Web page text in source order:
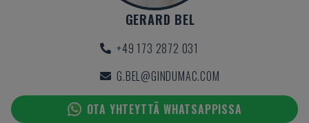
GERARD BEL
+49 173 2872 031
G.BEL@GINDUMAC.COM
OTA YHTEYTTÄ WHATSAPPISSA